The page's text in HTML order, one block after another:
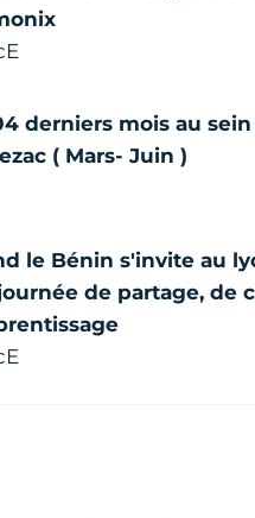
derniers mois au
( Mars- Juin )
le Bénin s'invite au
de partage, de